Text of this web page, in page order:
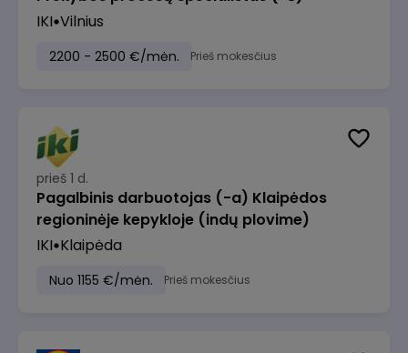
IKI Vilnius
2200 - 2500 €/mėn. Prieš mokesčius
prieš 1 d.
Pagalbinis darbuotojas (-a) Klaipėdos
regioninėje kepykloje (indų plovime)
IKI Klaipėda
Nuo 1155 €/mėn. Prieš mokesčius